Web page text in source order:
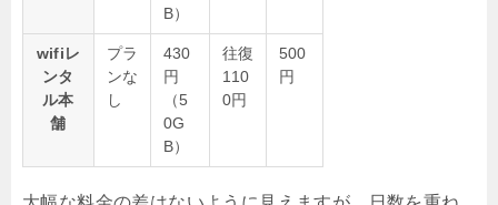
B）
wifiレ
ンタ
ル本
舗
プラ
ンな
し
430
円
（5
0G
B）
往復
110
0円
500
円